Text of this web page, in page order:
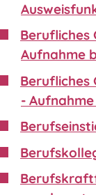
Berufliches
Aufnahme
Berufliches
-